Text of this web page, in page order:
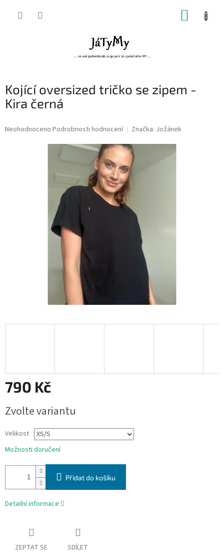
Kojící oversized tričko se zipem -
Kira černá
Průměrné
Neohodnoceno Podrobnosti hodnocení Značka: Jožánek
790 Kč
cena:
Zvolte variantu
Velikost
Možnosti doručení
Přidat do košíku
Detailní informace
ZEPTAT SE SDÍLET